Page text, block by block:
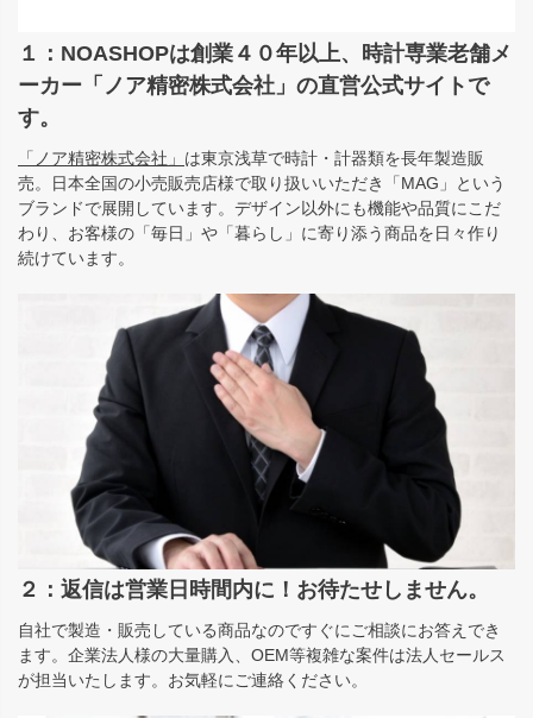
１：NOASHOPは創業４０年以上、時計専業老舗メ
ーカー「ノア精密株式会社」の直営公式サイトで
す。
「ノア精密株式会社」 は東京浅草で時計・計器類を長年製造販
売。日本全国の小売販売店様で取り扱いいただき「MAG」という
ブランドで展開しています。デザイン以外にも機能や品質にこだ
わり、お客様の「毎日」や「暮らし」に寄り添う商品を日々作り
続けています。
２：返信は営業日時間内に！お待たせしません。
自社で製造・販売している商品なのですぐにご相談にお答えでき
ます。企業法人様の大量購入、OEM等複雑な案件は法人セールス
が担当いたします。お気軽にご連絡ください。